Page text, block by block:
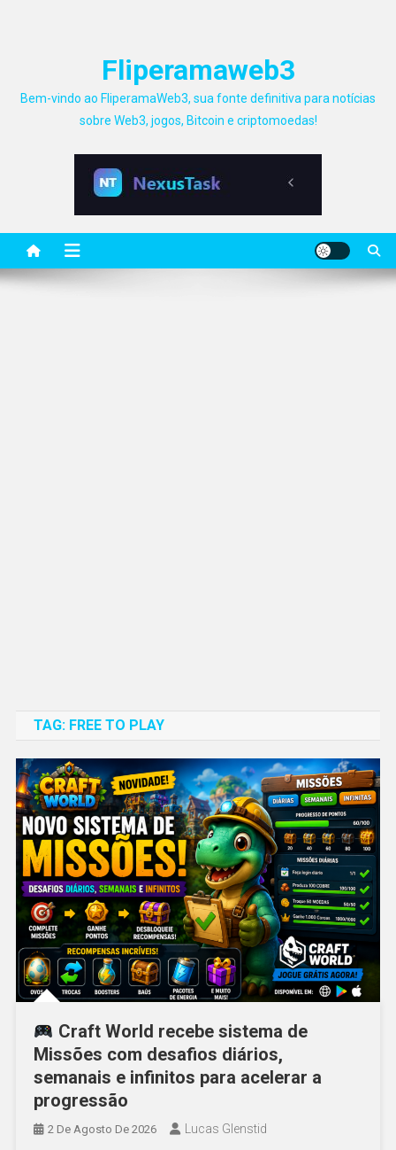
Fliperamaweb3
Bem-vindo ao FliperamaWeb3, sua fonte definitiva para notícias
sobre Web3, jogos, Bitcoin e criptomoedas!
TAG: FREE TO PLAY
Craft World recebe sistema de
Missões com desafios diários,
semanais e infinitos para acelerar a
progressão
2 De Agosto De 2026 Lucas Glenstid